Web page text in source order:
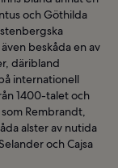
och Göthilda
beskåda en av
däribland
internationell
1400-talet och
Rembrandt,
alster av nutida
och Cajsa